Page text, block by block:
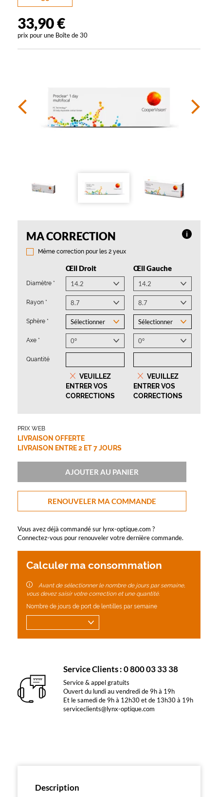
33,90 €
prix pour une Boîte de 30
Précédent
MA CORRECTION
Plus
l’option
Même correction pour les 2 yeux
Œil Droit
Diamètre *
champ
obligatoire)
Rayon *
champ
obligatoire)
Sphère *
champ
obligatoire)
Axe *
champ
obligatoire)
Quantité
VEUILLEZ
ENTRER VOS
CORRECTIONS
Œil Gauche
champ
obligatoire)
champ
obligatoire)
champ
obligatoire)
champ
obligatoire)
VEUILLEZ
ENTRER VOS
CORRECTIONS
PRIX WEB
LIVRAISON OFFERTE
LIVRAISON ENTRE 2 ET 7 JOURS
AJOUTER AU PANIER
RENOUVELER MA COMMANDE
Vous avez déjà commandé sur lynx-optique.com ?
Connectez-vous pour renouveler votre dernière commande.
Calculer ma consommation
Avant de sélectionner le nombre de jours par semaine,
vous devez saisir votre correction et une quantité.
Nombre de jours de port de lentilles par semaine
Service Clients : 0 800 03 33 38
Service & appel gratuits
Ouvert du lundi au vendredi de 9h à 19h
Et le samedi de 9h à 12h30 et de 13h30 à 19h
serviceclients@lynx-optique.com
Description